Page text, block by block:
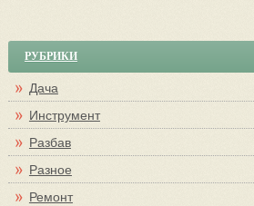
РУБРИКИ
Дача
Инструмент
Разбав
Разное
Ремонт